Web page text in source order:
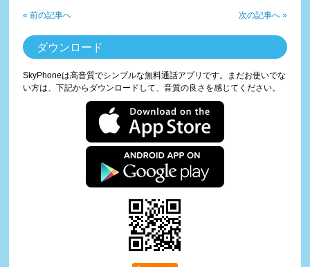
« 前の記事へ 次の記事へ »
ダウンロード
SkyPhoneは高音質でシンプルな無料通話アプリです。まだお使いでな
い方は、下記からダウンロードして、音質の良さを感じてください。